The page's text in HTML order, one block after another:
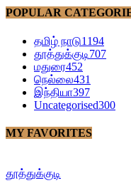
POPULAR
தமிழ் நாடு1194
தூத்துக்குடி707
மதுரை452
நெல்லை431
இந்தியா397
Uncategorised300
MY FAVORITES
தூத்துக்குடி